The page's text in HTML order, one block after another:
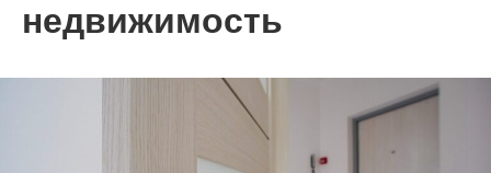
недвижимость